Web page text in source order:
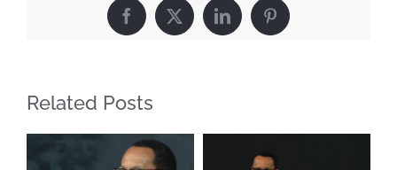
Facebook
X LinkedInPinterest
Related Posts